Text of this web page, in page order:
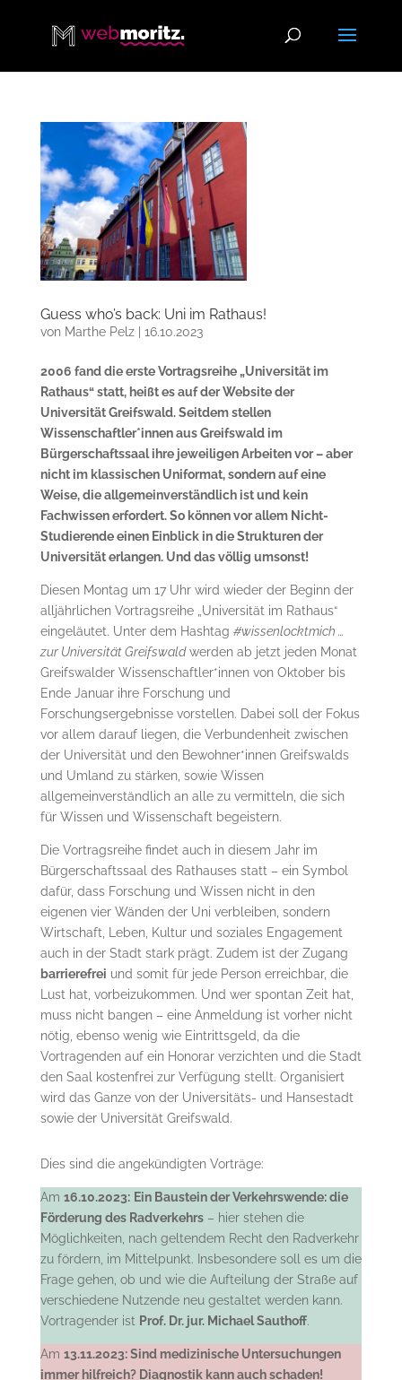
Guess who’s back: Uni im Rathaus!
von Marthe Pelz| 16.10.2023
2006 fand die erste Vortragsreihe „Universität im
Rathaus“ statt, heißt es auf der Website der
Universität Greifswald. Seitdem stellen
Wissenschaftler*innen aus Greifswald im
Bürgerschaftssaal ihre jeweiligen Arbeiten vor – aber
nicht im klassischen Uniformat, sondern auf eine
Weise, die allgemeinverständlich ist und kein
Fachwissen erfordert. So können vor allem Nicht-
Studierende einen Einblick in die Strukturen der
Universität erlangen. Und das völlig umsonst!
Diesen Montag um 17 Uhr wird wieder der Beginn der
alljährlichen Vortragsreihe „Universität im Rathaus“
eingeläutet. Unter dem Hashtag #wissenlocktmich …
zur Universität Greifswaldwerden ab jetzt jeden Monat
Greifswalder Wissenschaftler*innen von Oktober bis
Ende Januar ihre Forschung und
Forschungsergebnisse vorstellen. Dabei soll der Fokus
vor allem darauf liegen, die Verbundenheit zwischen
der Universität und den Bewohner*innen Greifswalds
und Umland zu stärken, sowie Wissen
allgemeinverständlich an alle zu vermitteln, die sich
für Wissen und Wissenschaft begeistern.
Die Vortragsreihe findet auch in diesem Jahr im
Bürgerschaftssaal des Rathauses statt – ein Symbol
dafür, dass Forschung und Wissen nicht in den
eigenen vier Wänden der Uni verbleiben, sondern
Wirtschaft, Leben, Kultur und soziales Engagement
auch in der Stadt stark prägt. Zudem ist der Zugang
barrierefrei und somit für jede Person erreichbar, die
Lust hat, vorbeizukommen. Und wer spontan Zeit hat,
muss nicht bangen – eine Anmeldung ist vorher nicht
nötig, ebenso wenig wie Eintrittsgeld, da die
Vortragenden auf ein Honorar verzichten und die Stadt
den Saal kostenfrei zur Verfügung stellt. Organisiert
wird das Ganze von der Universitäts- und Hansestadt
sowie der Universität Greifswald.
Dies sind die angekündigten Vorträge:
Am 16.10.2023: Ein Baustein der Verkehrswende: die
Förderung des Radverkehrs– hier stehen die
Möglichkeiten, nach geltendem Recht den Radverkehr
zu fördern, im Mittelpunkt. Insbesondere soll es um die
Frage gehen, ob und wie die Aufteilung der Straße auf
verschiedene Nutzende neu gestaltet werden kann.
Vortragender ist Prof. Dr. jur. Michael Sauthoff.
Am 13.11.2023: Sind medizinische Untersuchungen
immer hilfreich? Diagnostik kann auch schaden!